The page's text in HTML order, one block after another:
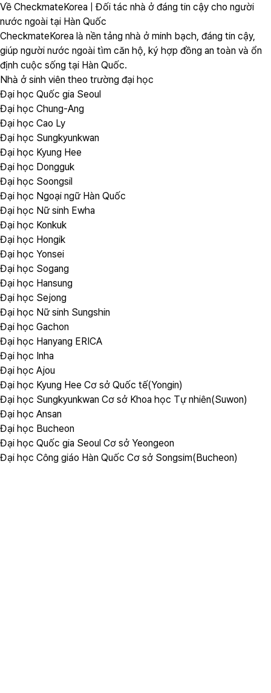
Về CheckmateKorea | Đối tác nhà ở đáng tin cậy cho người
nước ngoài tại Hàn Quốc
CheckmateKorea là nền tảng nhà ở minh bạch, đáng tin cậy,
giúp người nước ngoài tìm căn hộ, ký hợp đồng an toàn và ổn
định cuộc sống tại Hàn Quốc.
Nhà ở sinh viên theo trường đại học
Đại học Quốc gia Seoul
Đại học Chung-Ang
Đại học Cao Ly
Đại học Sungkyunkwan
Đại học Kyung Hee
Đại học Dongguk
Đại học Soongsil
Đại học Ngoại ngữ Hàn Quốc
Đại học Nữ sinh Ewha
Đại học Konkuk
Đại học Hongik
Đại học Yonsei
Đại học Sogang
Đại học Hansung
Đại học Sejong
Đại học Nữ sinh Sungshin
Đại học Gachon
Đại học Hanyang ERICA
Đại học Inha
Đại học Ajou
Đại học Kyung Hee Cơ sở Quốc tế(Yongin)
Đại học Sungkyunkwan Cơ sở Khoa học Tự nhiên(Suwon)
Đại học Ansan
Đại học Bucheon
Đại học Quốc gia Seoul Cơ sở Yeongeon
Đại học Công giáo Hàn Quốc Cơ sở Songsim(Bucheon)